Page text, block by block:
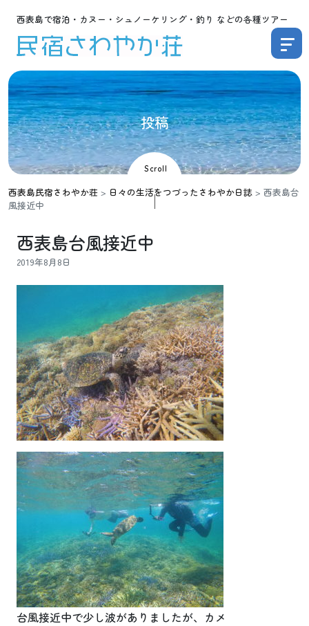
西表島で宿泊・カヌー・シュノーケリング・釣り などの各種ツアー
投稿
Scroll
西表島民宿さわやか荘 > 日々の生活をつづったさわやか日誌 > 西表島台
風接近中
西表島台風接近中
2019年8月8日
台風接近中で少し波がありましたが、カメ